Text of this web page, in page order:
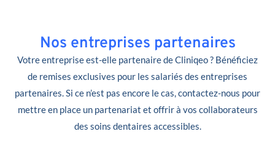
Nos entreprises partenaires
Votre entreprise est-elle partenaire de Cliniqeo ? Bénéficiez
de remises exclusives pour les salariés des entreprises
partenaires. Si ce n’est pas encore le cas, contactez-nous pour
mettre en place un partenariat et offrir à vos collaborateurs
des soins dentaires accessibles.